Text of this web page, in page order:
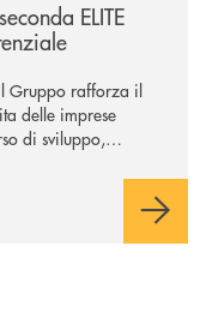
ELITE
Gruppo rafforza il
delle imprese
di sviluppo,